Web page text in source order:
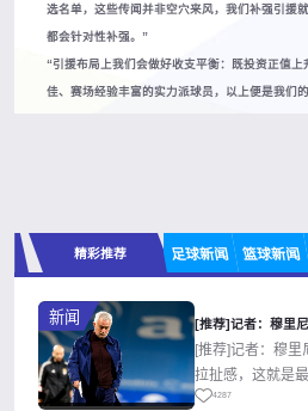
选名单，这些传闻并非空穴来风，我们补强引援
都会针对性补强。”
“引援布局上我们会做好收支平衡：既投资正值
佳、赛场经验丰富的实力派球员，以上便是我们
精彩推荐 足球新闻 篮球新闻
新闻
[推荐]记者：穆
拉扯感，这就是
家马德里。欢迎
4287